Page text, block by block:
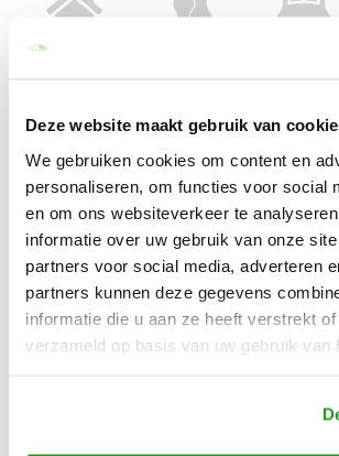
Deze website maakt gebruik van
We gebruiken cookies om content en
personaliseren, om functies voor social
en om ons websiteverkeer te
informatie over uw gebruik van onze
partners voor social media, adverteren
partners kunnen deze gegevens
informatie die u aan ze heeft verstrekt
verzameld op basis van uw gebruik van
Appartement (30
Appart sans
Prachtig appartement zonder buren,
Gelegen op slechts 10 minuten met de auto
Straatsburg, biedt dit comfortabele
nodig hebt voor een aangenaam verblijf. Het
beschikt over gratis parkeergelegenheid en
en busstation, evenals winkels voor al je